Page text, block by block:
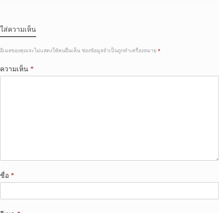
ใส่ความเห็น
อีเมลของคุณจะไม่แสดงให้คนอื่นเห็น ช่องข้อมูลจำเป็นถูกทำเครื่องหมาย *
ความเห็น *
ชื่อ *